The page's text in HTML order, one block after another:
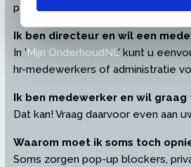
persoonsgegevens en instellingen
Ik ben directeur en wil een
In ' Mijn OnderhoudNL' kunt u
hr-medewerkers of administratie
Ik ben medewerker en wil
Dat kan! Vraag daarvoor even aan
Waarom moet ik soms toch
Soms zorgen pop-up blockers,